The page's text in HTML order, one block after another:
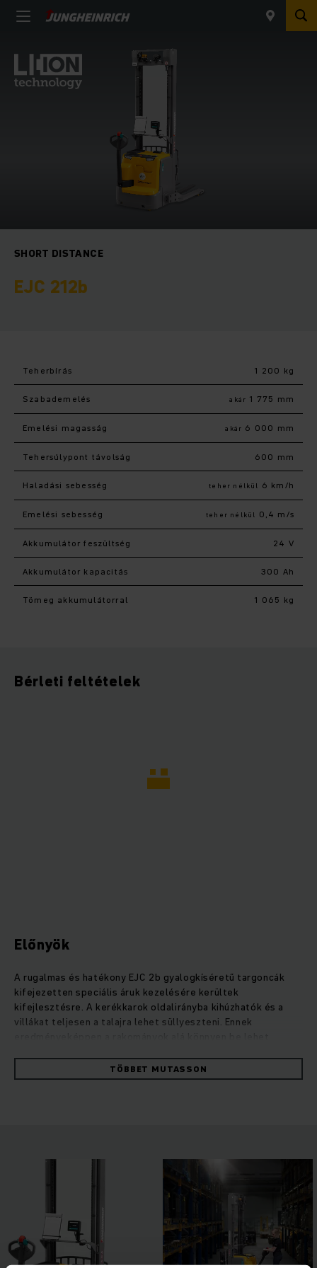
SHORT DISTANCE
EJC 212b
Teherbírás 1 200 kg
Szabademelés akár 1 775 mm
Emelési magasság akár 6 000 mm
Tehersúlypont távolság 600 mm
Haladási sebesség teher nélkül 6 km/h
Emelési sebesség teher nélkül 0,4 m/s
Akkumulátor feszültség 24 V
Akkumulátor kapacitás 300 Ah
Tömeg akkumulátorral 1 065 kg
Bérleti feltételek
Előnyök
A rugalmas és hatékony EJC 2b gyalogkíséretű targoncák
kifejezetten speciális áruk kezelésére kerültek
kifejlesztésre. A kerékkarok oldalirányba kihúzhatók és a
villákat teljesen a talajra lehet süllyeszteni. Ennek
az operationCONTROL asszisztensrendszerünk figyelmeztet
a maradvány teherbírás kapacitás túllépésére, a
hatékony napi munkavégzést biztosít. Az emelőmotor nagy
hidraulikával kombinálva – rendkívül lágy és pontos rakodást
tesz lehetővé. Így az emelőmotor is segíti a könnyű és
biztonságos munkavégzést.
TÖBBET MUTASSON